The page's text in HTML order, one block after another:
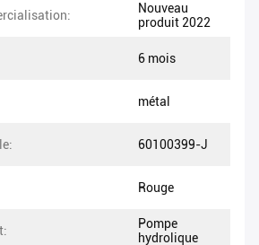
Nouveau
produit 2022
6 mois
métal
60100399-J
Rouge
Pompe
hydrolique